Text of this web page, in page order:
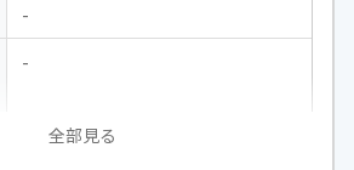
-
-
130〜200℃
全部見る